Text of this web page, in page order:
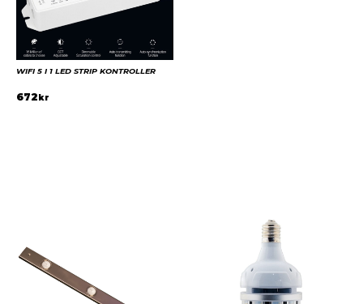
WIFI 5 I 1 LED STRIP KONTROLLER
672 kr